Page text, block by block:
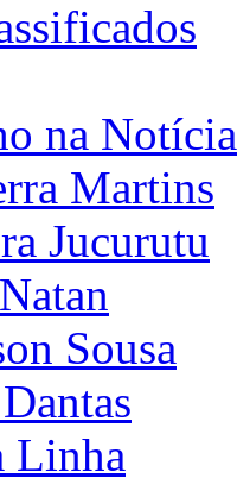
na Notícia
Martins
Jucurutu
Sousa
Linha